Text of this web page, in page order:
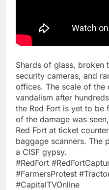
Shards of glass, broken
security cameras, and
offices. The scale of the
vandalism after
the Red Fort is yet to be
of the damage was
Red Fort at ticket
baggage scanners. The
a CISF gypsy.
#RedFort
#FarmersProtest
#CapitalTVOnline